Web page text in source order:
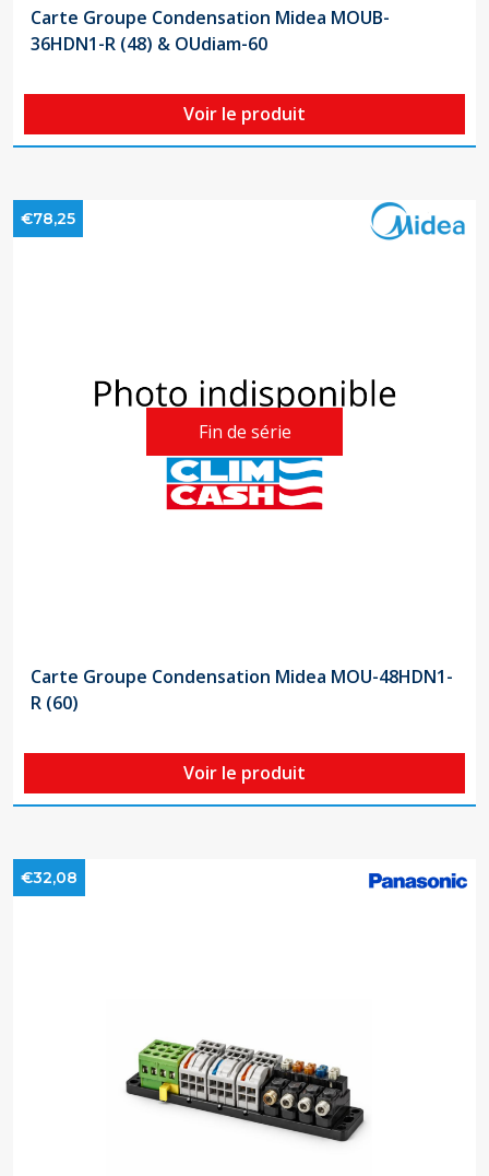
Carte Groupe Condensation Midea MOUB-
36HDN1-R (48) & OUdiam-60
Voir le produit
Fin de série
€78,25
Carte Groupe Condensation Midea MOU-48HDN1-
R (60)
Voir le produit
€32,08